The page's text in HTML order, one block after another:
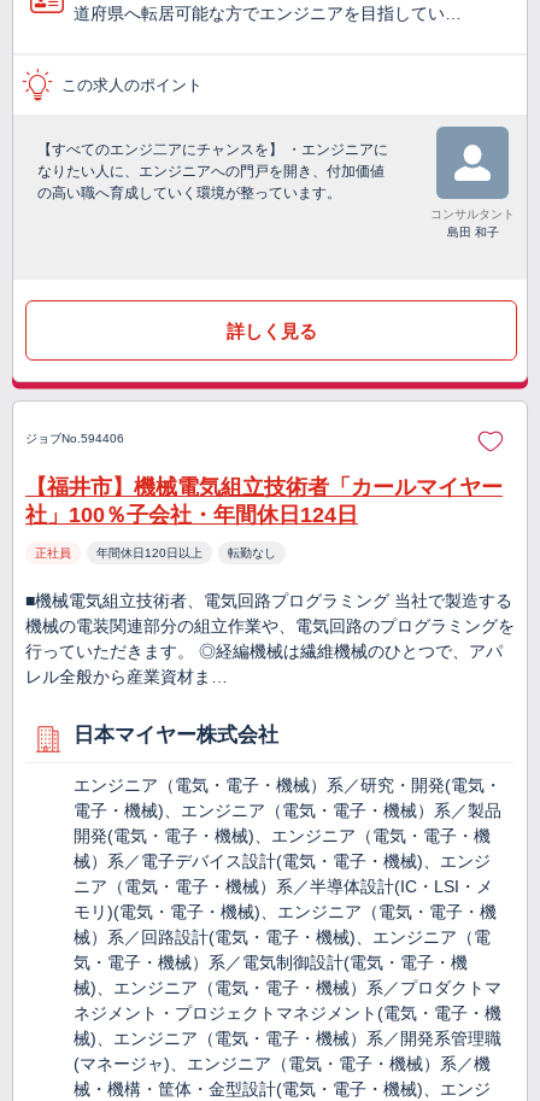
道府県へ転居可能な方でエンジニアを目指してい…
この求人のポイント
【すべてのエンジ二アにチャンスを】 ・エンジニアに
なりたい人に、エンジニアへの門戸を開き、付加価値
の高い職へ育成していく環境が整っています。
コンサルタント
島田 和子
詳しく見る
ジョブNo.594406
【福井市】機械電気組立技術者「カールマイヤー
社」100％子会社・年間休日124日
正社員 年間休日120日以上 転勤なし
■機械電気組立技術者、電気回路プログラミング 当社で製造する
機械の電装関連部分の組立作業や、電気回路のプログラミングを
行っていただきます。 ◎経編機械は繊維機械のひとつで、アパ
レル全般から産業資材ま…
日本マイヤー株式会社
エンジニア（電気・電子・機械）系／研究・開発(電気・
電子・機械)、エンジニア（電気・電子・機械）系／製品
開発(電気・電子・機械)、エンジニア（電気・電子・機
械）系／電子デバイス設計(電気・電子・機械)、エンジ
ニア（電気・電子・機械）系／半導体設計(IC・LSI・メ
モリ)(電気・電子・機械)、エンジニア（電気・電子・機
械）系／回路設計(電気・電子・機械)、エンジニア（電
気・電子・機械）系／電気制御設計(電気・電子・機
械)、エンジニア（電気・電子・機械）系／プロダクトマ
ネジメント・プロジェクトマネジメント(電気・電子・機
械)、エンジニア（電気・電子・機械）系／開発系管理職
(マネージャ)、エンジニア（電気・電子・機械）系／機
械・機構・筐体・金型設計(電気・電子・機械)、エンジ